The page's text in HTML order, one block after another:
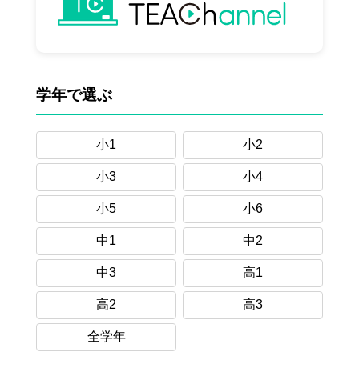
学年で選ぶ
小1 小2
小3 小4
小5 小6
中1 中2
中3 高1
高2 高3
全学年